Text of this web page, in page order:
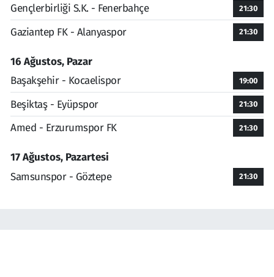
Gençlerbirliği S.K. - Fenerbahçe 21:30
Gaziantep FK - Alanyaspor 21:30
16 Ağustos, Pazar
Başakşehir - Kocaelispor
19:00
Beşiktaş - Eyüpspor 21:30
Amed - Erzurumspor FK 21:30
17 Ağustos, Pazartesi
Samsunspor - Göztepe
21:30